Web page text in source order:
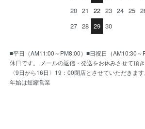
20 21 22 23 24 25
27 28 29 30
■平日（AM11:00～PM8:00）■日祝日（AM10:30～
休日です。 メールの返信・発送をお休みさせて頂
〈9日から16日〉19：00閉店とさせていただきま
年始は短縮営業